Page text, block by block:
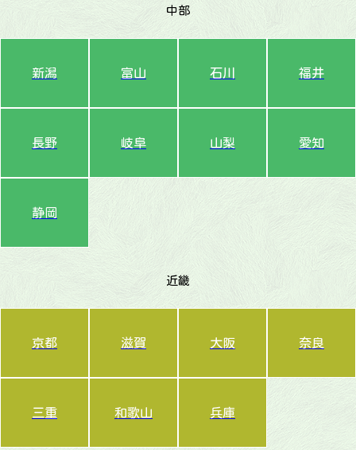
中部
新潟 富山 石川 福井
長野 岐阜 山梨 愛知
静岡
近畿
京都 滋賀 大阪 奈良
三重 和歌山 兵庫